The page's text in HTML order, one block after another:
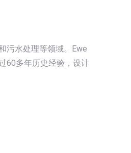
污水处理等领域。Ewe
60多年历史经验，设计